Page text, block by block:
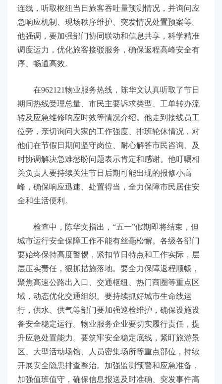
连线，听取枢纽当日旅客吞吐量预测情况，并询问应
急响应机制、现场秩序维护、突发情况处置预案等。
他强调，要加强部门协同联动和信息共享，科学精准
调度运力，优化旅客接驳服务，确保返程高峰安全有
序、畅通高效。
在962121物业服务热线，陈华文认真听取了节日
期间热线受理总量、市民主要诉求类型、工单转办流
转及应急维修响应时效等情况介绍。他走到接线员工
位旁，亲切询问大家的工作强度、排班轮休情况，对
他们在节假日期间坚守岗位、耐心解答市民咨询、及
时协调解决急难愁盼问题表示肯定和感谢。他叮嘱相
关负责人要持续关注节日后期可能出现的报修小高
峰，确保响应迅速、处置得当，全力保障市民居住安
全和生活便利。
检查中，陈华文指出，“五一”假期即将结束，但
城市运行安全保障工作不能有丝毫松懈。各级各部门
要始终保持高度警惕，紧扣节日特点和工作实际，层
层压实责任，狠抓措施落地。要全力保障返程顺畅，
聚焦高速公路出入口、交通枢纽、热门商圈等重点区
域，动态优化交通组织。要持续抓好城市生命线运
行，供水、供气等部门要加强巡检维护，确保设施设
备安全稳定运行。物业服务企业要切实履行责任，提
升应急处置能力。要筑牢安全稳定底线，紧盯旅游景
区、大型活动场馆、人员密集场所等重点部位，持续
开展安全隐患排查整治。加强监测预警和应急准备，
加强值班值守，确保信息报送及时准确、突发事件高